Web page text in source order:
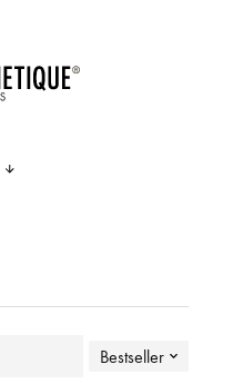
Bestseller